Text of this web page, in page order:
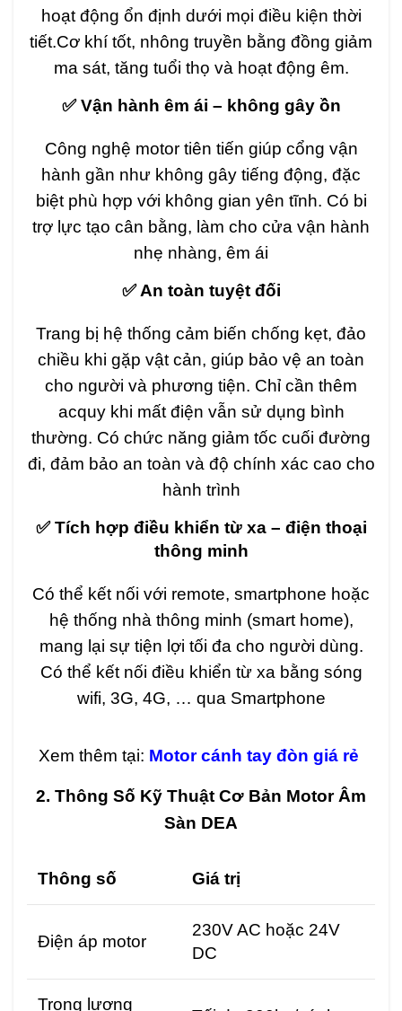
hoạt động ổn định dưới mọi điều kiện thời
tiết.Cơ khí tốt, nhông truyền bằng đồng giảm
ma sát, tăng tuổi thọ và hoạt động êm.
✅ Vận hành êm ái – không gây ồn
Công nghệ motor tiên tiến giúp cổng vận
hành gần như không gây tiếng động, đặc
biệt phù hợp với không gian yên tĩnh. Có bi
trợ lực tạo cân bằng, làm cho cửa vận hành
nhẹ nhàng, êm ái
✅ An toàn tuyệt đối
Trang bị hệ thống cảm biến chống kẹt, đảo
chiều khi gặp vật cản, giúp bảo vệ an toàn
cho người và phương tiện. Chỉ cần thêm
acquy khi mất điện vẫn sử dụng bình
thường. Có chức năng giảm tốc cuối đường
đi, đảm bảo an toàn và độ chính xác cao cho
hành trình
✅ Tích hợp điều khiển từ xa – điện thoại
thông minh
Có thể kết nối với remote, smartphone hoặc
hệ thống nhà thông minh (smart home),
mang lại sự tiện lợi tối đa cho người dùng.
Có thể kết nối điều khiển từ xa bằng sóng
wifi, 3G, 4G, … qua Smartphone
Xem thêm tại: Motor cánh tay đòn giá rẻ
2. Thông Số Kỹ Thuật Cơ Bản Motor Âm
Sàn DEA
Thông số Giá trị
Điện áp motor
230V AC hoặc 24V
DC
Trọng lượng